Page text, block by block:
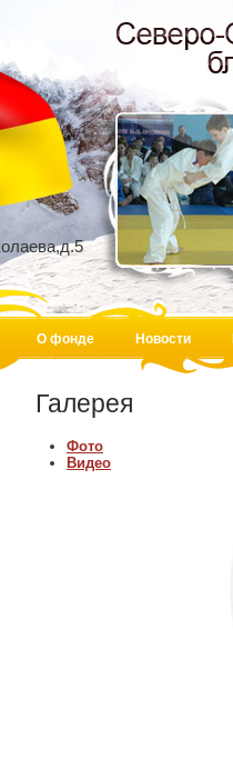
О фонде Новости
Галерея
Фото
Видео